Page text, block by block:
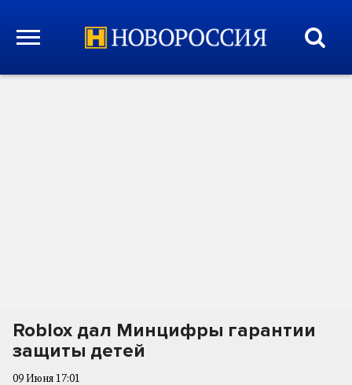
Roblox дал Минцифры гарантии
защиты детей
09 Июня 17:01